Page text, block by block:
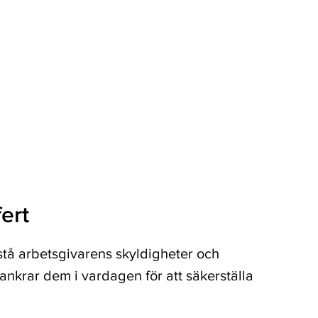
arbetsgivarens skyldigheter och
dem i vardagen för att säkerställa